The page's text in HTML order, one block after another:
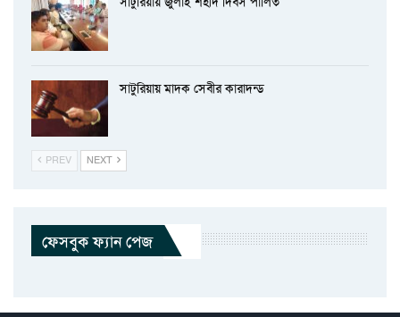
সাটুরিয়ায় মাদক সেবীর কারাদন্ড
PREV NEXT
ফেসবুক ফ্যান পেজ